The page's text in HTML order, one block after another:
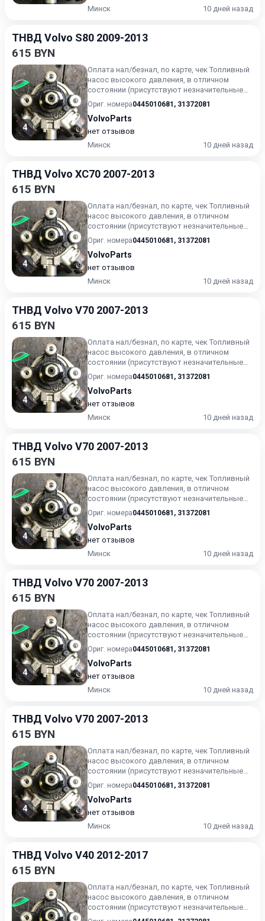
Минск
10 дней назад
ТНВД Volvo S80 2009-2013
615 BYN
4
Оплата нал/безнал, по карте, чек Топливный
насос высокого давления, в отличном
состоянии (присутствуют незначительные
следы эксплуатации). Г...
Ориг. номера0445010681 , 31372081
VolvoParts
нет отзывов
Минск
10 дней назад
ТНВД Volvo XC70 2007-2013
615 BYN
4
Оплата нал/безнал, по карте, чек Топливный
насос высокого давления, в отличном
состоянии (присутствуют незначительные
следы эксплуатации). Г...
Ориг. номера0445010681 , 31372081
VolvoParts
нет отзывов
Минск
10 дней назад
ТНВД Volvo V70 2007-2013
615 BYN
4
Оплата нал/безнал, по карте, чек Топливный
насос высокого давления, в отличном
состоянии (присутствуют незначительные
следы эксплуатации). Г...
Ориг. номера0445010681 , 31372081
VolvoParts
нет отзывов
Минск
10 дней назад
ТНВД Volvo V70 2007-2013
615 BYN
4
Оплата нал/безнал, по карте, чек Топливный
насос высокого давления, в отличном
состоянии (присутствуют незначительные
следы эксплуатации). Г...
Ориг. номера0445010681 , 31372081
VolvoParts
нет отзывов
Минск
10 дней назад
ТНВД Volvo V70 2007-2013
615 BYN
4
Оплата нал/безнал, по карте, чек Топливный
насос высокого давления, в отличном
состоянии (присутствуют незначительные
следы эксплуатации). Г...
Ориг. номера0445010681 , 31372081
VolvoParts
нет отзывов
Минск
10 дней назад
ТНВД Volvo V70 2007-2013
615 BYN
4
Оплата нал/безнал, по карте, чек Топливный
насос высокого давления, в отличном
состоянии (присутствуют незначительные
следы эксплуатации). Г...
Ориг. номера0445010681 , 31372081
VolvoParts
нет отзывов
Минск
10 дней назад
ТНВД Volvo V40 2012-2017
615 BYN
Оплата нал/безнал, по карте, чек Топливный
насос высокого давления, в отличном
состоянии (присутствуют незначительные
следы эксплуатации). Г...